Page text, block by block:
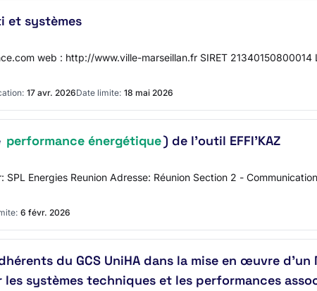
et systèmes
web : http://www.ville-marseillan.fr SIRET
17 avr. 2026Date limite: 18 mai 2026
performance énergétique) de l'outil EFFI'KAZ
Energies Reunion Adresse: Réunion Section 2 -
6 févr. 2026
du GCS UniHA dans la mise en œuvre
systèmes techniques et les performances